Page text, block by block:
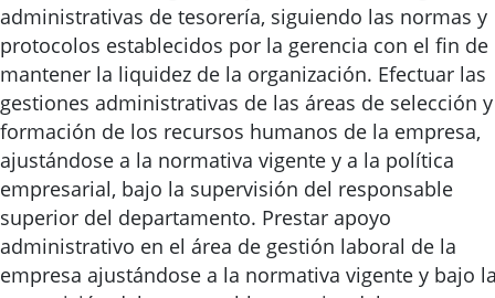
administrativas de tesorería, siguiendo las normas y
protocolos establecidos por la gerencia con el fin de
mantener la liquidez de la organización. Efectuar las
gestiones administrativas de las áreas de selección y
formación de los recursos humanos de la empresa,
ajustándose a la normativa vigente y a la política
empresarial, bajo la supervisión del responsable
superior del departamento. Prestar apoyo
administrativo en el área de gestión laboral de la
empresa ajustándose a la normativa vigente y bajo